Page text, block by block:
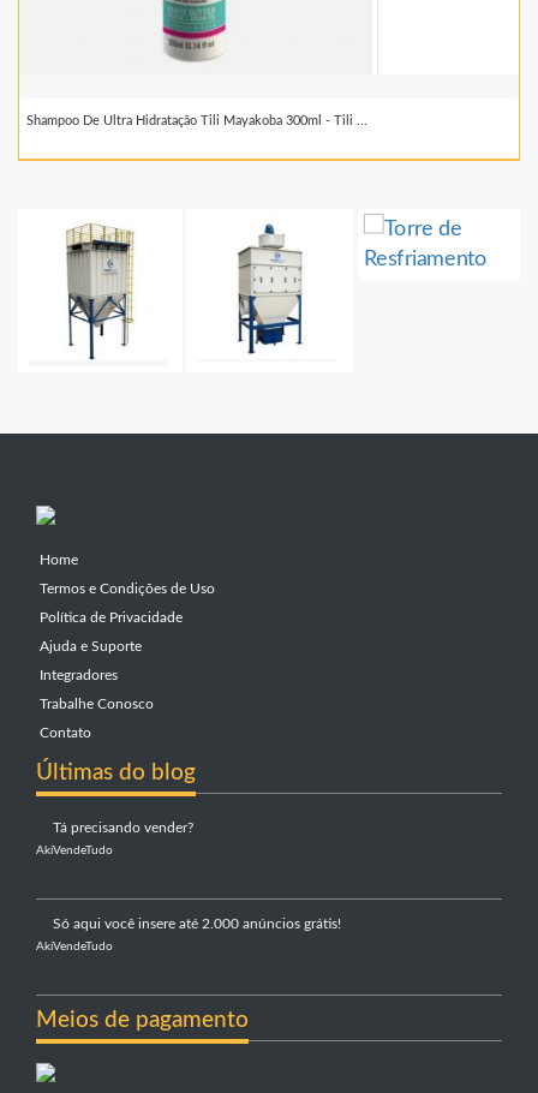
Shampoo De Ultra Hidratação Tili Mayakoba 300ml - Tili ...
Home
Termos e Condições de Uso
Política de Privacidade
Ajuda e Suporte
Integradores
Trabalhe Conosco
Contato
Últimas do blog
Tá precisando vender?
AkiVendeTudo
Só aqui você insere até 2.000 anúncios grátis!
AkiVendeTudo
Meios de pagamento